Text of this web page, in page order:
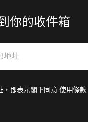
你的收件箱
，即表示閣下同意 使用條款